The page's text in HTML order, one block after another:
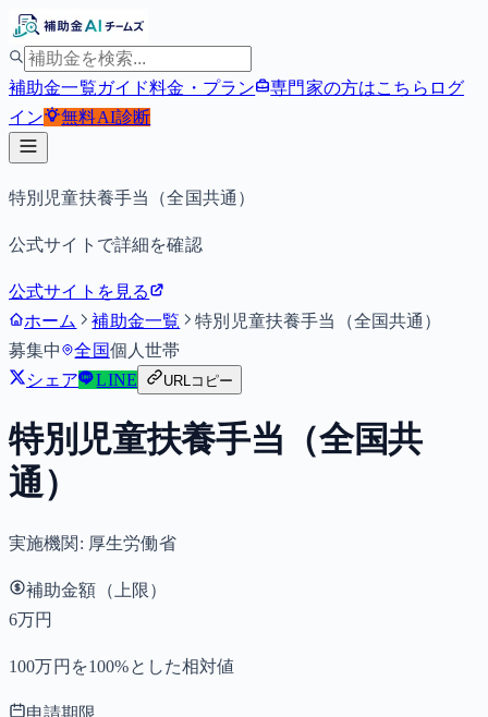
補助金一覧ガイド料金・プラン 専門家の方はこちら ログ
イン
無料AI診断
特別児童扶養手当（全国共通）
公式サイトで詳細を確認
公式サイトを見る
ホーム
補助金一覧
特別児童扶養手当（全国共通）
募集中
全国個人世帯
シェア
LINE URLコピー
特別児童扶養手当（全国共
通）
実施機関: 厚生労働省
補助金額（上限）
6万円
100万円を100%とした相対値
申請期限